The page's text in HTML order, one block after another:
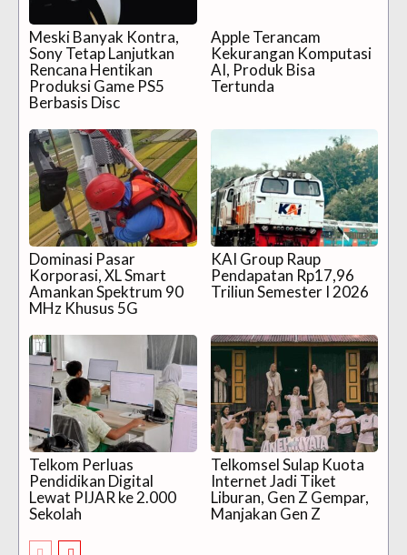
Meski Banyak Kontra,
Sony Tetap Lanjutkan
Rencana Hentikan
Produksi Game PS5
Berbasis Disc
Apple Terancam
Kekurangan Komputasi
AI, Produk Bisa
Tertunda
Dominasi Pasar
Korporasi, XL Smart
Amankan Spektrum 90
MHz Khusus 5G
KAI Group Raup
Pendapatan Rp17,96
Triliun Semester I 2026
Telkom Perluas
Pendidikan Digital
Lewat PIJAR ke 2.000
Sekolah
Telkomsel Sulap Kuota
Internet Jadi Tiket
Liburan, Gen Z Gempar,
Manjakan Gen Z